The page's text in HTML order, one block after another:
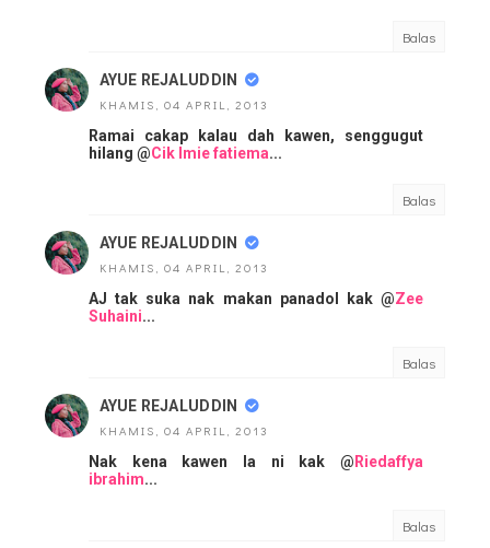
Balas
AYUE REJALUDDIN
KHAMIS, 04 APRIL, 2013
Ramai cakap kalau dah kawen, senggugut
hilang @Cik Imie fatiema...
Balas
AYUE REJALUDDIN
KHAMIS, 04 APRIL, 2013
AJ tak suka nak makan panadol kak @Zee
Suhaini...
Balas
AYUE REJALUDDIN
KHAMIS, 04 APRIL, 2013
Nak kena kawen la ni kak @ Riedaffya
ibrahim...
Balas